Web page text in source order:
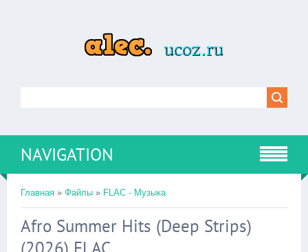
NAVIGATION
Главная » Файлы » FLAC - Музыка
Afro Summer Hits (Deep Strips)